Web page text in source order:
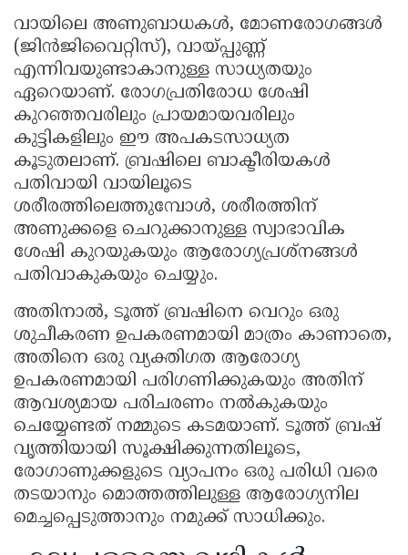
വായിലെ അണുബാധകൾ, മോണരോഗങ്ങൾ
(ജിൻജിവൈറ്റിസ്), വായ്പ്പുണ്ണ്
എന്നിവയുണ്ടാകാനുള്ള സാധ്യതയും
ഏറെയാണ്. രോഗപ്രതിരോധ ശേഷി
കുറഞ്ഞവരിലും പ്രായമായവരിലും
കുട്ടികളിലും ഈ അപകടസാധ്യത
കൂടുതലാണ്. ബ്രഷിലെ ബാക്ടീരിയകൾ
പതിവായി വായിലൂടെ
ശരീരത്തിലെത്തുമ്പോൾ, ശരീരത്തിന്
അണുക്കളെ ചെറുക്കാനുള്ള സ്വാഭാവിക
ശേഷി കുറയുകയും ആരോഗ്യപ്രശ്‌നങ്ങൾ
പതിവാകുകയും ചെയ്യും.
അതിനാൽ, ടൂത്ത് ബ്രഷിനെ വെറും ഒരു
ശുചീകരണ ഉപകരണമായി മാത്രം കാണാതെ,
അതിനെ ഒരു വ്യക്തിഗത ആരോഗ്യ
ഉപകരണമായി പരിഗണിക്കുകയും അതിന്
ആവശ്യമായ പരിചരണം നൽകുകയും
ചെയ്യേണ്ടത് നമ്മുടെ കടമയാണ്. ടൂത്ത് ബ്രഷ്
വൃത്തിയായി സൂക്ഷിക്കുന്നതിലൂടെ,
രോഗാണുക്കളുടെ വ്യാപനം ഒരു പരിധി വരെ
തടയാനും മൊത്തത്തിലുള്ള ആരോഗ്യനില
മെച്ചപ്പെടുത്താനും നമുക്ക് സാധിക്കും.